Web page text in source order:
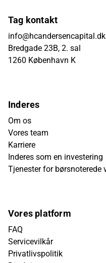
Tag kontakt
info@hcandersencapital.dk
Bredgade 23B, 2. sal
1260 København K
Inderes
Om os
Vores team
Karriere
Inderes som en investering
Tjenester for børsnoterede
Vores platform
FAQ
Servicevilkår
Privatlivspolitik